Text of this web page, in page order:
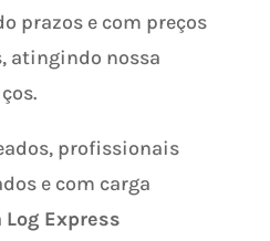
prazos e com preços
atingindo nossa
profissionais
e com carga
Log Express